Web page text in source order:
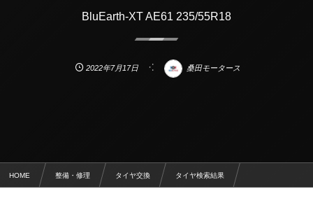
BluEarth-XT AE61 235/55R18
2022年7月17日 桑田モータース
HOME 整備・修理 タイヤ交換 タイヤ検索結果